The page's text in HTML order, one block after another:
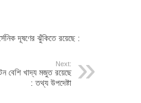
দূষণের ঝুঁকিতে রয়েছে :
Next:
বেশি খাদ্য মজুত রয়েছে
: তথ্য উপদেষ্টা